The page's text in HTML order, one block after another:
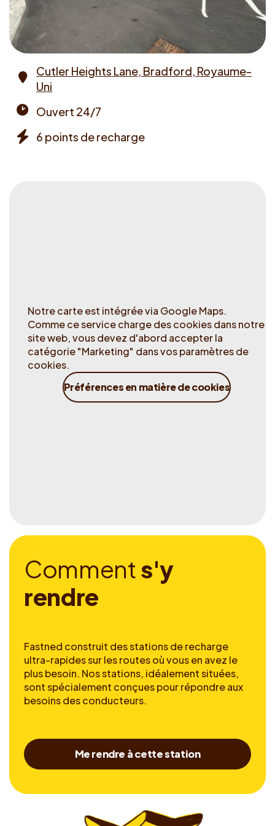
Address
Cutler Heights Lane, Bradford, Royaume-
Uni
times
Ouvert 24/7
6 points de recharge
Notre carte est intégrée via Google Maps.
Comme ce service charge des cookies dans notre
site web, vous devez d'abord accepter la
catégorie "Marketing" dans vos paramètres de
cookies.
Préférences en matière de cookies
Comment s'y
rendre
Fastned construit des stations de recharge
ultra-rapides sur les routes où vous en avez le
plus besoin. Nos stations, idéalement situées,
sont spécialement conçues pour répondre aux
besoins des conducteurs.
Me rendre à cette station